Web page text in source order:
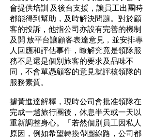
會提供培訓 及後台支援，讓員工出團時
都能得到幫助，及時解決問題。對於顧
客的投訴，他指公司亦設有完善的機制
及開 放平台讓顧客表達意見，並安排專
人回應和評估事件，瞭解究竟是領隊服
務不足還是個別旅客的要求及品味不
同，不會單憑顧客的意見就評核領隊的
服務素質。
據黃進達解釋，現時公司會批准領隊在
完成一趟旅行團後，休息半天或一天以
重新調整身心。「若然個別員工因私人
原因，例如希望轉換帶團線路，公司都